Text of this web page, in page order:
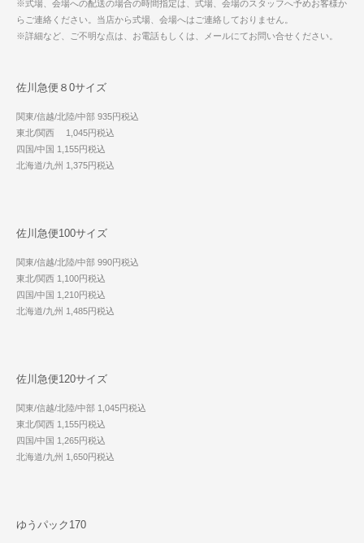
※式場、会場への配送の場合の時間指定は、式場、会場のスタッフへ予めお客様か
らご連絡ください。当店から式場、会場へはご連絡しておりません。
※詳細など、ご不明な点は、お電話もしくは、メールにてお問い合せください。
佐川急便８0サイズ
関東/信越/北陸/中部 935円税込
東北/関西 1,045円税込
四国/中国 1,155円税込
北海道/九州 1,375円税込
佐川急便100サイズ
関東/信越/北陸/中部 990円税込
東北/関西 1,100円税込
四国/中国 1,210円税込
北海道/九州 1,485円税込
佐川急便120サイズ
関東/信越/北陸/中部 1,045円税込
東北/関西 1,155円税込
四国/中国 1,265円税込
北海道/九州 1,650円税込
ゆうパック170